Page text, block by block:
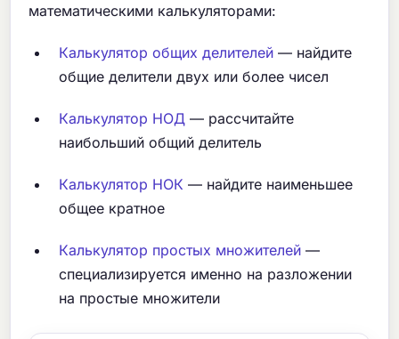
математическими калькуляторами:
Калькулятор общих делителей — найдите
общие делители двух или более чисел
Калькулятор НОД — рассчитайте
наибольший общий делитель
Калькулятор НОК — найдите наименьшее
общее кратное
Калькулятор простых множителей —
специализируется именно на разложении
на простые множители